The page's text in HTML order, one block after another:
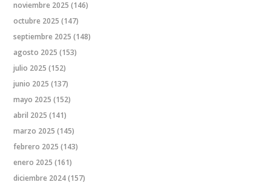
noviembre 2025 (146)
octubre 2025 (147)
septiembre 2025 (148)
agosto 2025 (153)
julio 2025 (152)
junio 2025 (137)
mayo 2025 (152)
abril 2025 (141)
marzo 2025 (145)
febrero 2025 (143)
enero 2025 (161)
diciembre 2024(157)